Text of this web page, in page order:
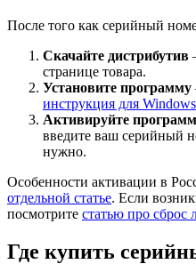
После того как серийный
Скачайте дистрибутив
странице товара.
Установите программу
инструкция для Windows
Активируйте
введите ваш серийный
нужно.
Особенности активации в
отдельной статье. Если
посмотрите статью про сброс
Где купить